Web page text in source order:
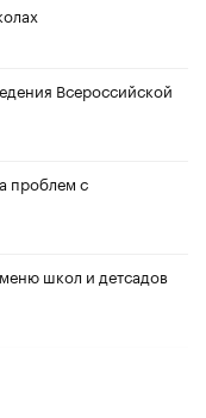
Всероссийской
проблем с
школ и детсадов